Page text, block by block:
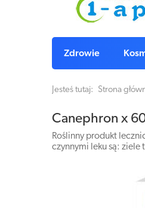
Zdrowie
Jesteś tutaj: Strona
Canephron x
Roślinny produkt
czynnymi leku są: ziele